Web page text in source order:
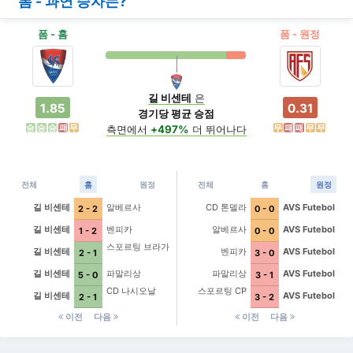
폼 - 홈 폼 - 원정
1.85
승 승 승 패 무
길 비센테 은
경기당 평균 승점
측면에서 +497% 더 뛰어나다
0.31
무 패 패 무 무
전체 홈 원정
길 비센테 2 - 2
알베르사
길 비센테
1 - 2
벤피카
길 비센테
2 - 1
스포르팅 브라가
길 비센테 5 - 0
파말리상
길 비센테
2 - 1
CD 나시오날
이전 다음
전체 홈 원정
CD 톤델라 0 - 0
AVS Futebol
알베르사
0 - 0
AVS Futebol
벤피카
3 - 0
AVS Futebol
파말리상
3 - 1
AVS Futebol
스포르팅 CP
3 - 2
AVS Futebol
이전
다음